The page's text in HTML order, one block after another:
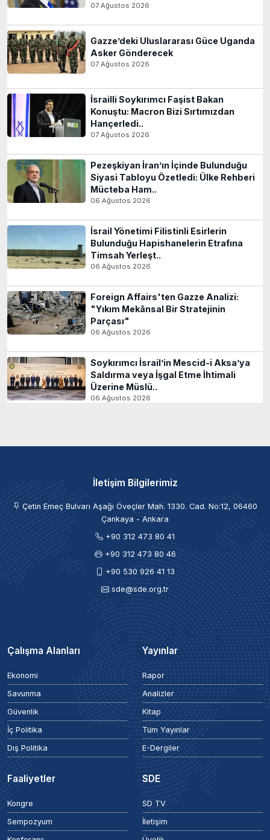
07 Ağustos 2026
Gazze’deki Uluslararası Güce Uganda
Asker Gönderecek
07 Ağustos 2026
İsrailli Soykırımcı Faşist Bakan
Konuştu: Macron Bizi Sırtımızdan
Hançerledi..
07 Ağustos 2026
Pezeşkiyan İran’ın İçinde Bulunduğu
Siyasi Tabloyu Özetledi: Ülke Rehberi
Mücteba Ham..
06 Ağustos 2026
İsrail Yönetimi Filistinli Esirlerin
Bulunduğu Hapishanelerin Etrafına
Timsah Yerleşt..
06 Ağustos 2026
Foreign Affairs'ten Gazze Analizi:
"Yıkım Mekânsal Bir Stratejinin
Parçası"
06 Ağustos 2026
Soykırımcı İsrail’in Mescid-i Aksa’ya
Saldırma veya İşgal Etme İhtimali
Üzerine Müslü..
06 Ağustos 2026
İletişim Bilgilerimiz
Çetin Emeç Bulvarı Aşağı Öveçler Mah. 1330. Cad. No:12, 06460
Çankaya - Ankara
+90 312 473 80 41
+90 312 473 80 46
+90 530 926 41 13
sde@sde.org.tr
Çalışma Alanları
Ekonomi
Savunma
Güvenlik
İç Politika
Dış Politika
Yayınlar
Rapor
Analizler
Kitap
Tüm Yayınlar
E-Dergiler
Faaliyetler
Kongre
Sempozyum
SDE
SD TV
İletişim